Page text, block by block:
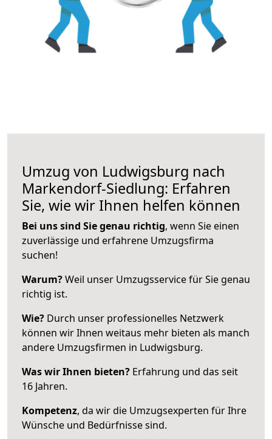
Umzug von Ludwigsburg nach
Markendorf-Siedlung: Erfahren
Sie, wie wir Ihnen helfen können
Bei uns sind Sie genau richtig, wenn Sie einen
zuverlässige und erfahrene Umzugsfirma
suchen!
Warum?Weil unser Umzugsservice für Sie genau
richtig ist.
Wie? Durch unser professionelles Netzwerk
können wir Ihnen weitaus mehr bieten als manch
andere Umzugsfirmen in Ludwigsburg.
Was wir Ihnen bieten? Erfahrung und das seit
16 Jahren.
Kompetenz, da wir die Umzugsexperten für Ihre
Wünsche und Bedürfnisse sind.